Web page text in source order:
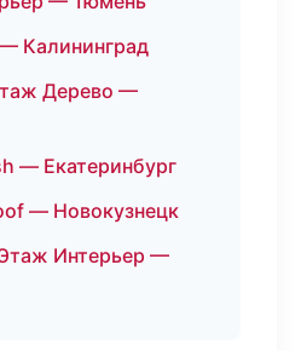
Калининград
Дерево —
— Екатеринбург
— Новокузнецк
Интерьер —